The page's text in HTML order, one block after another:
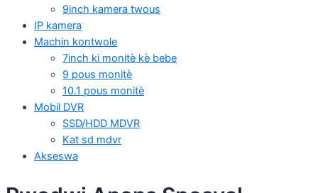
9inch kamera twous
IP kamera
Machin kontwole
7inch ki monitè kè bebe
9 pous monitè
10.1 pous monitè
Mobil DVR
SSD/HDD MDVR
Kat sd mdvr
Akseswa